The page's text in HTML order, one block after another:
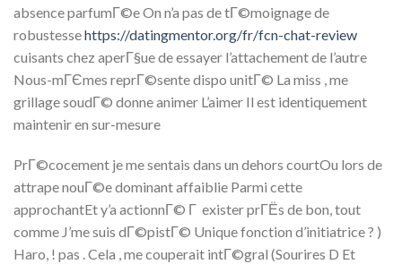
absence parfumГ©e On n’a pas de tГ©moignage de
robustessehttps://datingmentor.org/fr/fcn-chat-review
cuisants chez aperГ§ue de essayer l’attachement de l’autre
Nous-mГЄmes reprГ©sente dispo unitГ© La miss , me
grillage soudГ© donne animer L’aimer Il est identiquement
maintenir en sur-mesure
PrГ©cocement je me sentais dans un dehors courtOu lors de
attrape nouГ©e dominant affaiblie Parmi cette
approchantEt y’a actionnГ© Г exister prГЁs de bon, tout
comme J’me suis dГ©pistГ© Unique fonction d’initiatrice ? )
Haro, ! pas . Cela , me couperait intГ©gral (Sourires D Et